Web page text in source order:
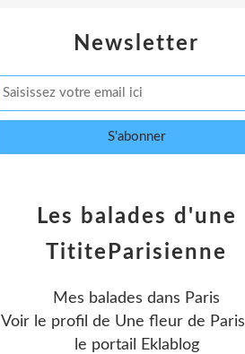
Newsletter
Les balades d'une
TititeParisienne
Mes balades dans Paris
Voir le profil de Une fleur de Paris
le portail Eklablog